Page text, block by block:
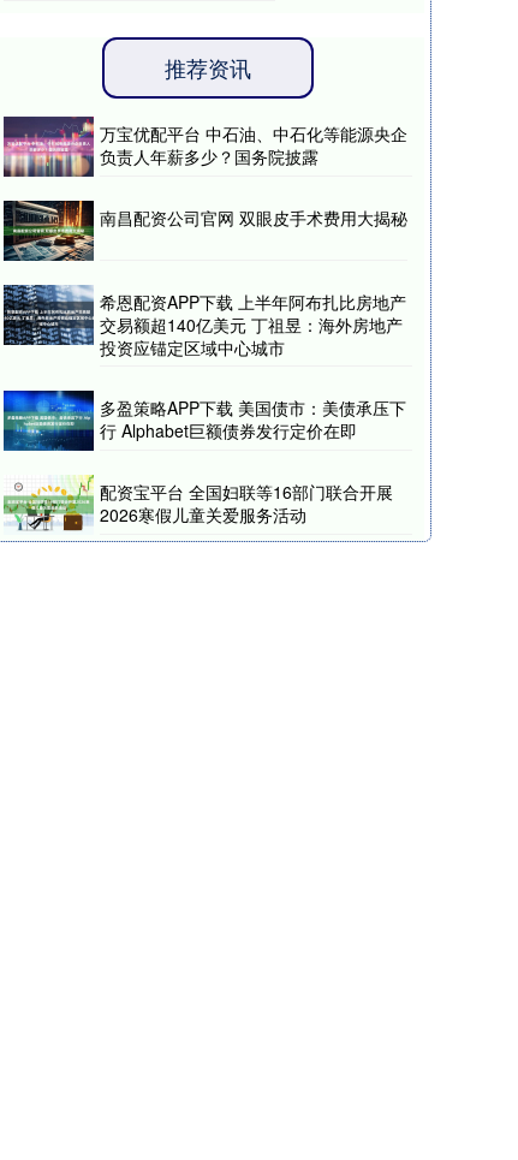
推荐资讯
万宝优配平台 中石油、中石化等能源央企
负责人年薪多少？国务院披露
南昌配资公司官网 双眼皮手术费用大揭秘
希恩配资APP下载 上半年阿布扎比房地产
交易额超140亿美元 丁祖昱：海外房地产
投资应锚定区域中心城市
多盈策略APP下载 美国债市：美债承压下
行 Alphabet巨额债券发行定价在即
配资宝平台 全国妇联等16部门联合开展
2026寒假儿童关爱服务活动